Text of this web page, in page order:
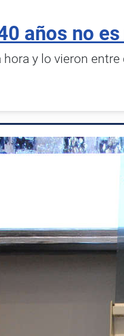
años no
y lo vieron